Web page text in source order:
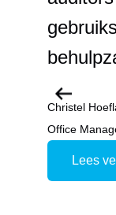
Christel
Office
Lees